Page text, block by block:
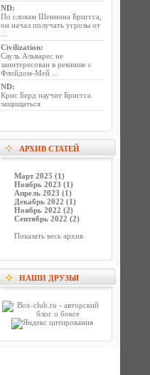
ND:
По словам Шеннона Бриггса,
он начал получать угрозы от
Civilization:
Сауль Альварес не
заинтересован в реванше с
Флойдом-Мей ...
ND:
Крис Берд научит Бриггса
защищаться
АРХИВ СТАТЕЙ
Март 2025 (1)
Ноябрь 2023 (1)
Апрель 2023 (1)
Декабрь 2022 (1)
Ноябрь 2022 (2)
Сентябрь 2022 (2)
Показать весь архив
НАШИ ДРУЗЬЯ